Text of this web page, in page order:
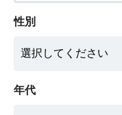
性別
年代